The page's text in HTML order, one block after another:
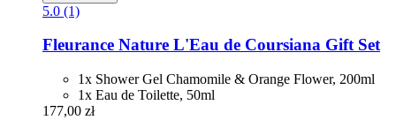
5.0 (1)
Fleurance Nature L'Eau de Coursiana Gift Set
1x Shower Gel Chamomile & Orange Flower, 200ml
1x Eau de Toilette, 50ml
177,00 zł